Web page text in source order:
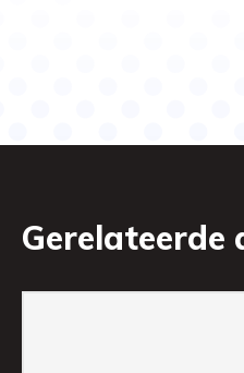
Gerelateerde